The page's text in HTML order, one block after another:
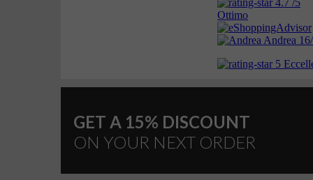
GET A 15% DISCOUNT
ON YOUR NEXT ORDER